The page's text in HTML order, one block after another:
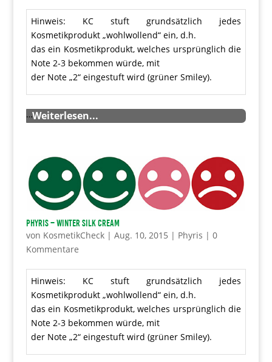
Hinweis: KC stuft grundsätzlich jedes
Kosmetikprodukt „wohlwollend“ ein, d.h.
das ein Kosmetikprodukt, welches ursprünglich die
Note 2-3 bekommen würde, mit
der Note „2“ eingestuft wird (grüner Smiley).
…Weiterlesen...
Phyris – Winter Silk Cream
von KosmetikCheck| Aug. 10, 2015 | Phyris | 0
Kommentare
Hinweis: KC stuft grundsätzlich jedes
Kosmetikprodukt „wohlwollend“ ein, d.h.
das ein Kosmetikprodukt, welches ursprünglich die
Note 2-3 bekommen würde, mit
der Note „2“ eingestuft wird (grüner Smiley).